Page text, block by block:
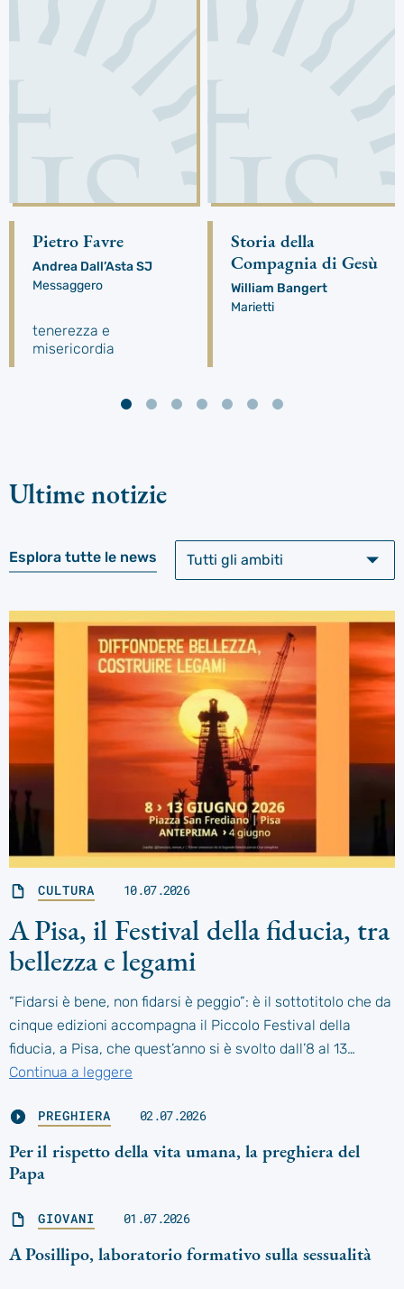
Pietro Favre
Andrea Dall’Asta SJ
Messaggero
tenerezza e
misericordia
Storia della
Compagnia di Gesù
William Bangert
Marietti
Ultime notizie
Esplora tutte le news
CULTURA 10.07.2026
A Pisa, il Festival della fiducia, tra
bellezza e legami
“Fidarsi è bene, non fidarsi è peggio”: è il sottotitolo che da
cinque edizioni accompagna il Piccolo Festival della
fiducia, a Pisa, che quest’anno si è svolto dall’8 al 13…
Continua a leggere
PREGHIERA 02.07.2026
Per il rispetto della vita umana, la preghiera del
Papa
GIOVANI 01.07.2026
A Posillipo, laboratorio formativo sulla sessualità